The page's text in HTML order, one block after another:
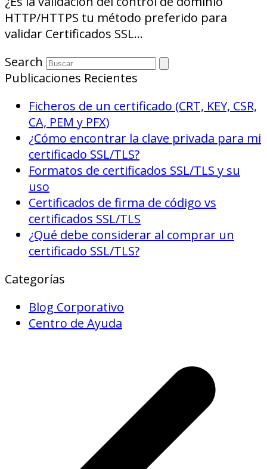
HTTP/HTTPS tu método preferido para
validar Certificados SSL…
Search
Publicaciones Recientes
Ficheros de un certificado (CRT, KEY, CSR,
CA, PEM y PFX)
¿Cómo encontrar la clave privada para mi
certificado SSL/TLS?
Formatos de certificados SSL/TLS y su
uso
Certificados de firma de código vs
certificados SSL/TLS
¿Qué debe considerar al comprar un
certificado SSL/TLS?
Categorías
Blog Corporativo
Centro de Ayuda